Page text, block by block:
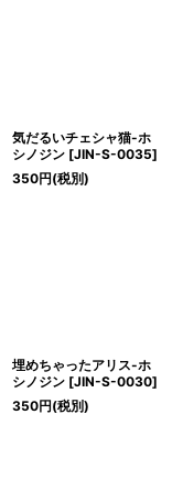
気だるいチェシャ猫-ホ
シノジン [JIN-S-0035]
350円(税別)
埋めちゃったアリス-ホ
シノジン [JIN-S-0030]
350円(税別)